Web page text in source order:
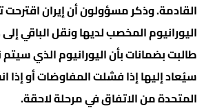
القادمة. وذكر مسؤولون أن إيران
اليورانيوم المخصب لديها ونقل الباقي إلى
طالبت بضمانات بأن اليورانيوم الذي سيتم
سيُعاد إليها إذا فشلت المفاوضات أو إذا
المتحدة من الاتفاق في مرحلة لاحقة.